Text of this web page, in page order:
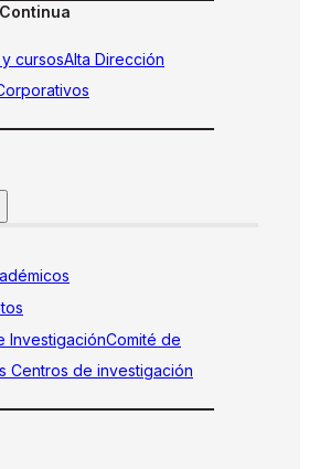
cursosAlta Dirección
InvestigaciónComité de
Centros de investigación